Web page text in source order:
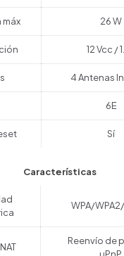
máx 26 W
12 Vcc /
4 Antenas
6E
Sí
Características
WPA/
Reenvío de